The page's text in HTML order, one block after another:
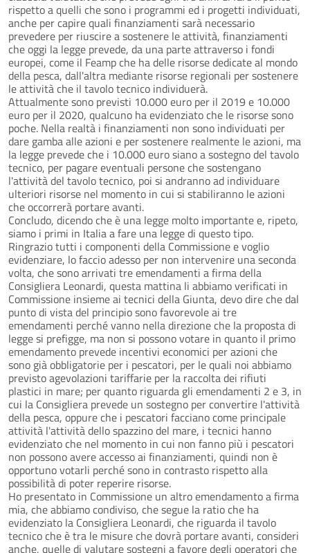
rispetto a quelli che sono i programmi ed i progetti individuati,
anche per capire quali finanziamenti sarà necessario
prevedere per riuscire a sostenere le attività, finanziamenti
che oggi la legge prevede, da una parte attraverso i fondi
europei, come il Feamp che ha delle risorse dedicate al mondo
della pesca, dall'altra mediante risorse regionali per sostenere
le attività che il tavolo tecnico individuerà.
Attualmente sono previsti 10.000 euro per il 2019 e 10.000
euro per il 2020, qualcuno ha evidenziato che le risorse sono
poche. Nella realtà i finanziamenti non sono individuati per
dare gamba alle azioni e per sostenere realmente le azioni, ma
la legge prevede che i 10.000 euro siano a sostegno del tavolo
tecnico, per pagare eventuali persone che sostengano
l'attività del tavolo tecnico, poi si andranno ad individuare
ulteriori risorse nel momento in cui si stabiliranno le azioni
che occorrerà portare avanti.
Concludo, dicendo che è una legge molto importante e, ripeto,
siamo i primi in Italia a fare una legge di questo tipo.
Ringrazio tutti i componenti della Commissione e voglio
evidenziare, lo faccio adesso per non intervenire una seconda
volta, che sono arrivati tre emendamenti a firma della
Consigliera Leonardi, questa mattina li abbiamo verificati in
Commissione insieme ai tecnici della Giunta, devo dire che dal
punto di vista del principio sono favorevole ai tre
emendamenti perché vanno nella direzione che la proposta di
legge si prefigge, ma non si possono votare in quanto il primo
emendamento prevede incentivi economici per azioni che
sono già obbligatorie per i pescatori, per le quali noi abbiamo
previsto agevolazioni tariffarie per la raccolta dei rifiuti
plastici in mare; per quanto riguarda gli emendamenti 2 e 3, in
cui la Consigliera prevede un sostegno per convertire l'attività
della pesca, oppure che i pescatori facciano come principale
attività l'attività dello spazzino del mare, i tecnici hanno
evidenziato che nel momento in cui non fanno più i pescatori
non possono avere accesso ai finanziamenti, quindi non è
opportuno votarli perché sono in contrasto rispetto alla
possibilità di poter reperire risorse.
Ho presentato in Commissione un altro emendamento a firma
mia, che abbiamo condiviso, che segue la ratio che ha
evidenziato la Consigliera Leonardi, che riguarda il tavolo
tecnico che è tra le misure che dovrà portare avanti, consideri
anche, quelle di valutare sostegni a favore degli operatori che